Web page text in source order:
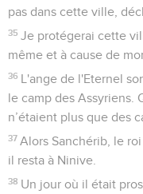
pas dans cette ville,
35 Je protégerai cette
même et à cause de
36 L'ange de l'Eternel
le camp des Assyriens.
n’étaient plus que des
37 Alors Sanchérib, le
il resta à Ninive.
38 Un jour où il était